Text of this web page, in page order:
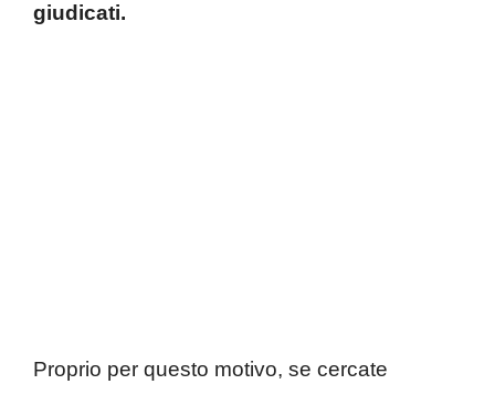
giudicati.
Proprio per questo motivo, se cercate